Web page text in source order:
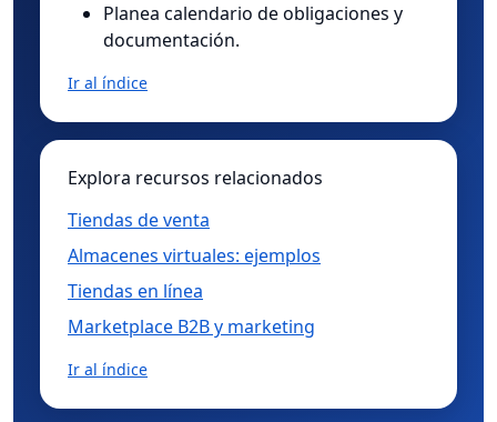
Planea calendario de obligaciones y
documentación.
Ir al índice
Explora recursos relacionados
Tiendas de venta
Almacenes virtuales: ejemplos
Tiendas en línea
Marketplace B2B y marketing
Ir al índice